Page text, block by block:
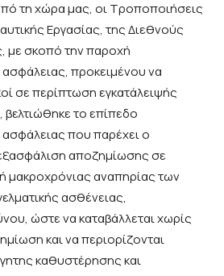
τη χώρα μας, οι Τροποποιήσεις
Εργασίας, της Διεθνούς
με σκοπό την παροχή
προκειμένου να
σε περίπτωση εγκατάλειψής
το επίπεδο
που παρέχει ο
αποζημίωσης σε
μακροχρόνιας αναπηρίας των
ασθένειας,
ώστε να καταβάλλεται χωρίς
και να περιορίζονται
καθυστέρησης και